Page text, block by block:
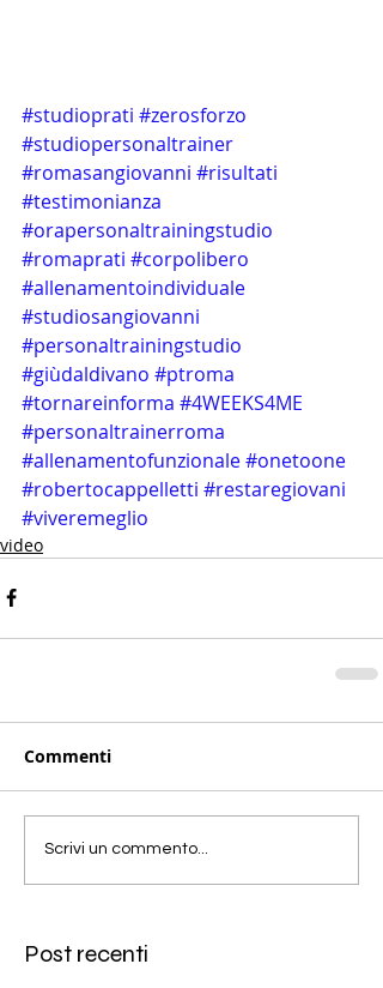
#studioprati #zerosforzo
#studiopersonaltrainer
#romasangiovanni #risultati
#testimonianza
#orapersonaltrainingstudio
#romaprati #corpolibero
#allenamentoindividuale
#studiosangiovanni
#personaltrainingstudio
#giùdaldivano #ptroma
#tornareinforma #4WEEKS4ME
#personaltrainerroma
#allenamentofunzionale#onetoone
#robertocappelletti #restaregiovani
#viveremeglio
video
Commenti
Scrivi un commento...
Post recenti